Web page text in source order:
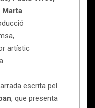
Marta
artístic
escrita pel
, que presenta